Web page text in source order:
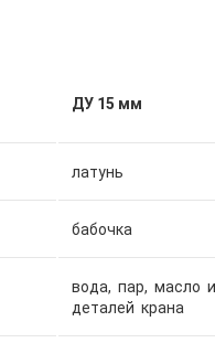
ДУ 15 мм
латунь
бабочка
вода, пар, масло
деталей крана